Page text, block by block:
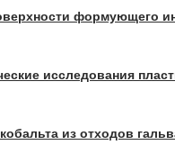
формующего
исследования
из отходов